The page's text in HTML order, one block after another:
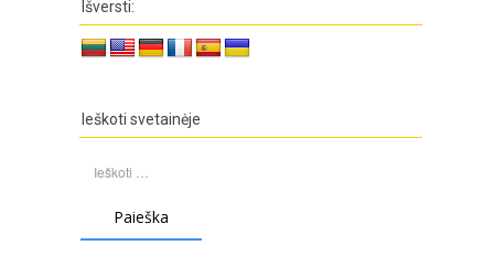
Išversti:
Ieškoti svetainėje